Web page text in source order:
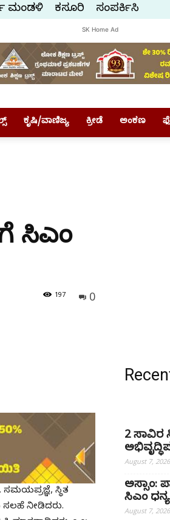
ಮಂಡಳಿ ಕಸ್ತೂರಿ ಸಂಪರ್ಕಿಸಿ
SK Home Ad
ಕೃಷಿ/ವಾಣಿಜ್ಯ ಕ್ರೀಡೆ ಅಂಕಣ
ಸಿಎಂ
0
197
ಸ್ಥಿತ
ನೀಡಿದರು.
2 ಸಾವಿರ
August 7, 2026
ಅಸ್ಸಾಂ:
ಸಿಎಂ
August 7, 2026